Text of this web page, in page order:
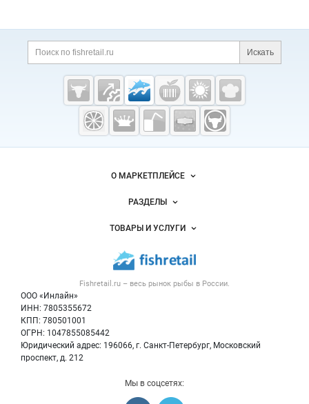
Дополнительная информация
Поиск по сайту и
Искать
Cсылки на полезные проекты
Fishretail.ru —
рыба,
морепродукты
Важные разделы и контакты
Fishretail.ru – весь рынок рыбы в России.
ООО «Инлайн»
ИНН: 7805355672
КПП: 780501001
ОГРН: 1047855085442
Юридический адрес: 196066, г. Санкт-Петербург, Московский
проспект, д. 212
Навигация по сайтуО МАРКЕТПЛЕЙСЕ
Новости Fishretail.ru
Размещение рекламы
Публичная оферта
Контактная информация
Политика обработки персональных данных
РАЗДЕЛЫ
Объявления
Новости рынка
Блог
ТОВАРЫ И УСЛУГИ
Рыба
Икра
Мы в соцсетях: